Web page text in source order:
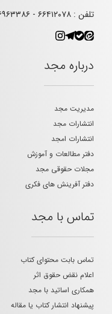
تلفن : ۶۶۴۱۲۰۷۸ - ۶۶۹۶۳۳۸۶ - ۰۲۱۶۶۴۹۵۰۳۴
درباره مجد
مدیریت مجد
انتشارات مجد
انتشارات امجد
دفتر مطالعات و آموزش
مجلات حقوقی مجد
دفتر آفرینش های فکری
تماس با مجد
تماس بابت محتوای کتاب
اعلام نقض حقوق اثر
همکاری اساتید با مجد
پیشنهاد انتشار کتاب یا مقاله